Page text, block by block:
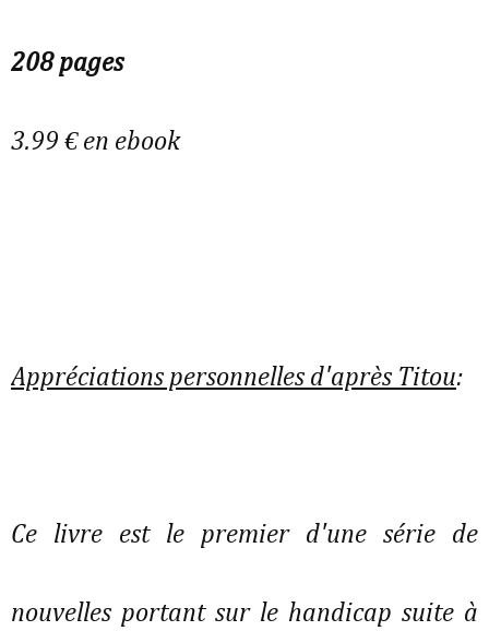
208 pages
3.99 € en ebook
Appréciations personnelles d'après Titou:
Ce livre est le premier d'une série de
nouvelles portant sur le handicap suite à